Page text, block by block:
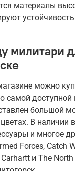
материалы
милитари
можно
самой доступной
большой
В наличии
и многое
Forces, Catch
и The North